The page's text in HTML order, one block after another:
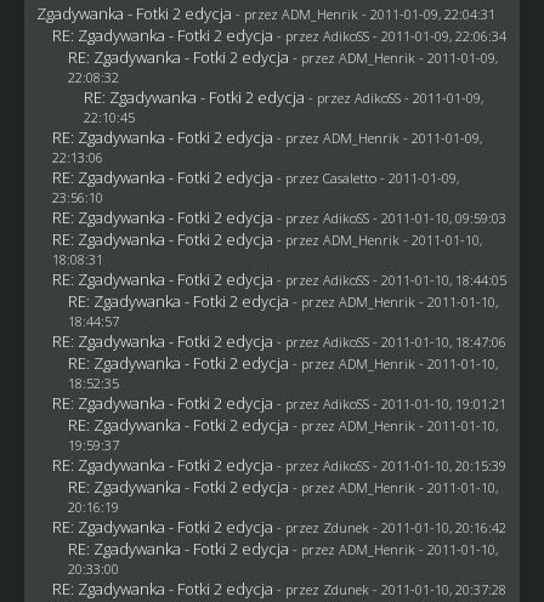
Zgadywanka - Fotki 2 edycja - przez ADM_Henrik - 2011-01-09, 22:04:31
RE: Zgadywanka - Fotki 2 edycja - przez AdikoSS - 2011-01-09, 22:06:34
RE: Zgadywanka - Fotki 2 edycja - przez ADM_Henrik - 2011-01-09,
22:08:32
RE: Zgadywanka - Fotki 2 edycja - przez AdikoSS - 2011-01-09,
22:10:45
RE: Zgadywanka - Fotki 2 edycja - przez ADM_Henrik - 2011-01-09,
22:13:06
RE: Zgadywanka - Fotki 2 edycja - przez Casaletto- 2011-01-09,
23:56:10
RE: Zgadywanka - Fotki 2 edycja - przez AdikoSS - 2011-01-10, 09:59:03
RE: Zgadywanka - Fotki 2 edycja - przez ADM_Henrik - 2011-01-10,
18:08:31
RE: Zgadywanka - Fotki 2 edycja - przez AdikoSS - 2011-01-10, 18:44:05
RE: Zgadywanka - Fotki 2 edycja - przez ADM_Henrik - 2011-01-10,
18:44:57
RE: Zgadywanka - Fotki 2 edycja - przez AdikoSS - 2011-01-10, 18:47:06
RE: Zgadywanka - Fotki 2 edycja - przez ADM_Henrik - 2011-01-10,
18:52:35
RE: Zgadywanka - Fotki 2 edycja - przez AdikoSS - 2011-01-10, 19:01:21
RE: Zgadywanka - Fotki 2 edycja - przez ADM_Henrik - 2011-01-10,
19:59:37
RE: Zgadywanka - Fotki 2 edycja - przez AdikoSS - 2011-01-10, 20:15:39
RE: Zgadywanka - Fotki 2 edycja - przez ADM_Henrik - 2011-01-10,
20:16:19
RE: Zgadywanka - Fotki 2 edycja - przez Zdunek - 2011-01-10, 20:16:42
RE: Zgadywanka - Fotki 2 edycja - przez ADM_Henrik - 2011-01-10,
20:33:00
RE: Zgadywanka - Fotki 2 edycja - przez Zdunek - 2011-01-10, 20:37:28